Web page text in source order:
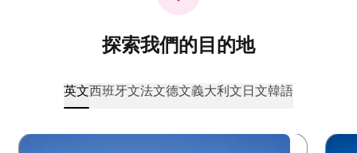
探索我們的目的地
英文西班牙文法文德文義大利文 日文韓語